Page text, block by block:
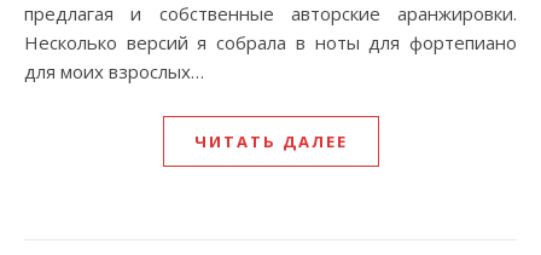
предлагая и собственные авторские аранжировки.
Несколько версий я собрала в ноты для фортепиано
для моих взрослых…
ЧИТАТЬ ДАЛЕЕ